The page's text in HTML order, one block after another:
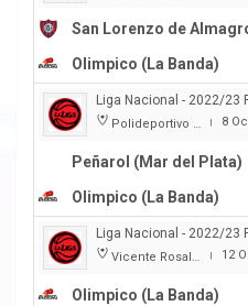
San Lorenzo de
Olimpico (La Banda)
Liga Nacional - 2022/23
Polideportivo Islas Malvinas | 8
Peñarol (Mar del Plata)
Olimpico (La Banda)
Liga Nacional - 2022/23
Vicente Rosales | 12
Olimpico (La Banda)